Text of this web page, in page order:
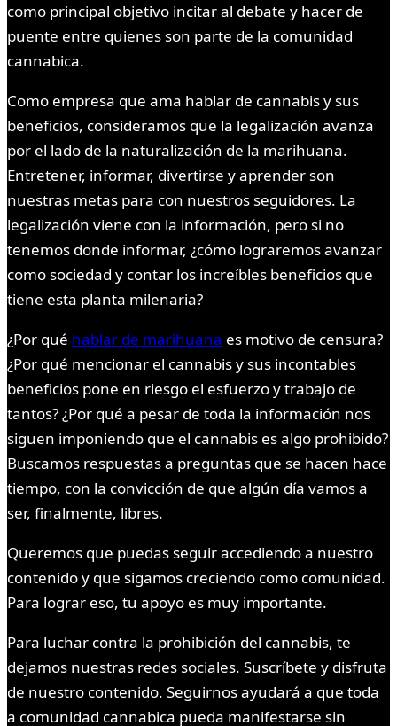
como principal objetivo incitar al debate y hacer de
puente entre quienes son parte de la comunidad
cannabica.
Como empresa que ama hablar de cannabis y sus
beneficios, consideramos que la legalización avanza
por el lado de la naturalización de la marihuana.
Entretener, informar, divertirse y aprender son
nuestras metas para con nuestros seguidores. La
legalización viene con la información, pero si no
tenemos donde informar, ¿cómo lograremos avanzar
como sociedad y contar los increíbles beneficios que
tiene esta planta milenaria?
¿Por qué hablar de marihuana es motivo de censura?
¿Por qué mencionar el cannabis y sus incontables
beneficios pone en riesgo el esfuerzo y trabajo de
tantos? ¿Por qué a pesar de toda la información nos
siguen imponiendo que el cannabis es algo prohibido?
Buscamos respuestas a preguntas que se hacen hace
tiempo, con la convicción de que algún día vamos a
ser, finalmente, libres.
Queremos que puedas seguir accediendo a nuestro
contenido y que sigamos creciendo como comunidad.
Para lograr eso, tu apoyo es muy importante.
Para luchar contra la prohibición del cannabis, te
dejamos nuestras redes sociales. Suscríbete y disfruta
de nuestro contenido. Seguirnos ayudará a que toda
a comunidad cannabica pueda manifestarse sin